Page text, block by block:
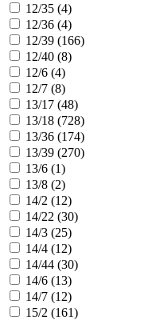
12/35 (4)
12/36 (4)
12/39 (166)
12/40 (8)
12/6 (4)
12/7 (8)
13/17 (48)
13/18 (728)
13/36 (174)
13/39 (270)
13/6 (1)
13/8 (2)
14/2 (12)
14/22 (30)
14/3 (25)
14/4 (12)
14/44 (30)
14/6 (13)
14/7 (12)
15/2 (161)